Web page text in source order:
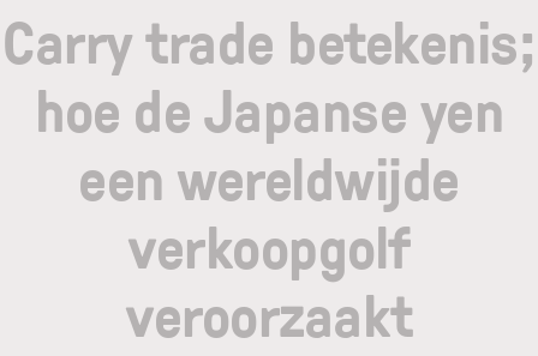
Carry trade betekenis;
hoe de Japanse yen
een wereldwijde
verkoopgolf
veroorzaakt